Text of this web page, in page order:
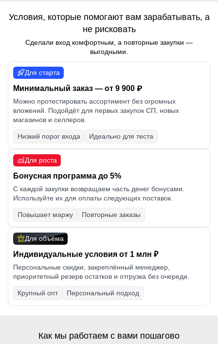
Условия, которые помогают вам зарабатывать, а
не рисковать
Сделали вход комфортным, а повторные закупки —
выгодными.
Для старта
Минимальный заказ — от 9 900 p
Можно протестировать ассортимент без огромных
вложений. Подойдёт для первых закупок СП, новых
магазинов и селлеров.
Низкий порог входа Идеально для теста
Для роста
Бонусная программа до 5%
С каждой закупки возвращаем часть денег бонусами.
Используйте их для оплаты следующих поставок.
Повышает маржу Повторные заказы
Для объёма
Индивидуальные условия от 1 млн ₽
Персональные скидки, закреплённый менеджер,
приоритетный резерв остатков и отгрузка без очереди.
Крупный опт Персональный подход
Как мы работаем с вами пошагово